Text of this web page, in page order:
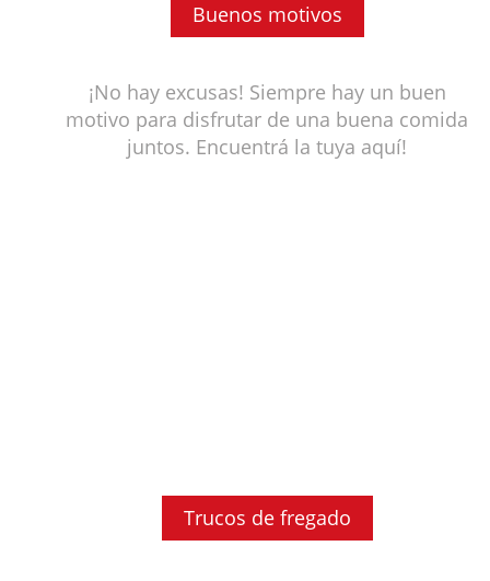
Buenos motivos
¡No hay excusas! Siempre hay un buen
motivo para disfrutar de una buena comida
juntos. Encuentrá la tuya aquí!
Trucos de fregado